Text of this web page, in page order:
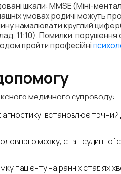
шкали: MMSE (Міні-
умовах родичі можуть
намалювати круглий
11:10). Помилки, порушення
пройти професійні
медичного супроводу:
встановлює точний
мозку, стан судинної
пацієнту на ранніх стадіях